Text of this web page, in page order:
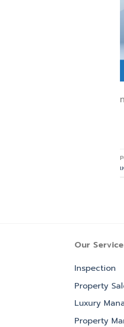
Our
Inspection
Property
Luxury
Property